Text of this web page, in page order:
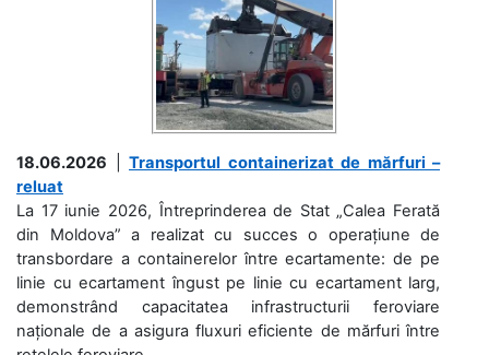
18.06.2026
Transportul containerizat de mărfuri –
reluat
La 17 iunie 2026, Întreprinderea de Stat „Calea Ferată
din Moldova” a realizat cu succes o operațiune de
transbordare a containerelor între ecartamente: de pe
linie cu ecartament îngust pe linie cu ecartament larg,
demonstrând capacitatea infrastructurii feroviare
naționale de a asigura fluxuri eficiente de mărfuri între